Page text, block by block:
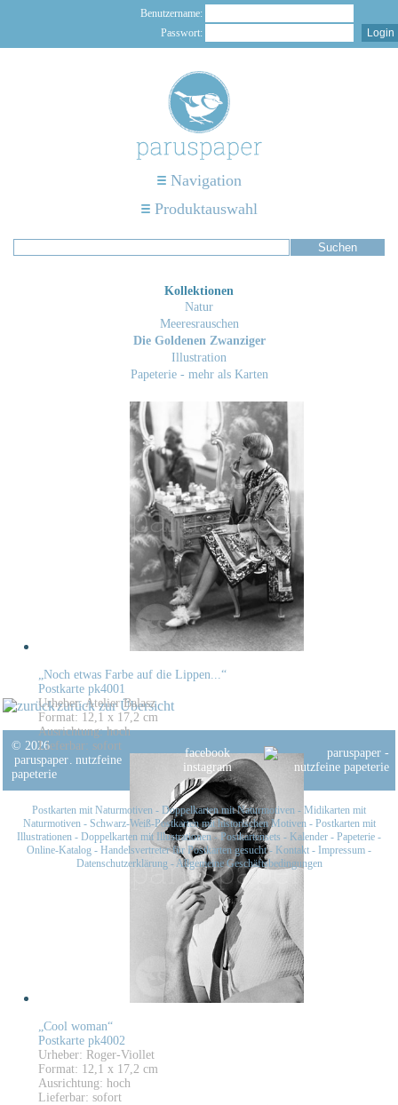
Benutzername:
Passwort:
Navigation
Produktauswahl
Kollektionen
Natur
Meeresrauschen
Die Goldenen Zwanziger
Illustration
Papeterie - mehr als Karten
„Noch etwas Farbe auf die Lippen...“
Postkarte pk4001
Urheber: Atelier Balasz
Format: 12,1 x 17,2 cm
Ausrichtung: hoch
Lieferbar: sofort
„Cool woman“
Postkarte pk4002
Urheber: Roger-Viollet
Format: 12,1 x 17,2 cm
Ausrichtung: hoch
Lieferbar: sofort
zurück zur Übersicht
© 2026
paruspaper. nutzfeine
papeterie
facebook
instagram
Postkarten mit Naturmotiven - Doppelkarten mit Naturmotiven - Midikarten mit
Naturmotiven- Schwarz-Weiß-Postkarten mit historischen Motiven- Postkarten mit
Illustrationen - Doppelkarten mit Illustrationen-Postkartensets - Kalender - Papeterie -
Online-Katalog - Handelsvertreter für Postkarten gesucht- Kontakt - Impressum -
Datenschutzerklärung-Allgemeine Geschäftsbedingungen